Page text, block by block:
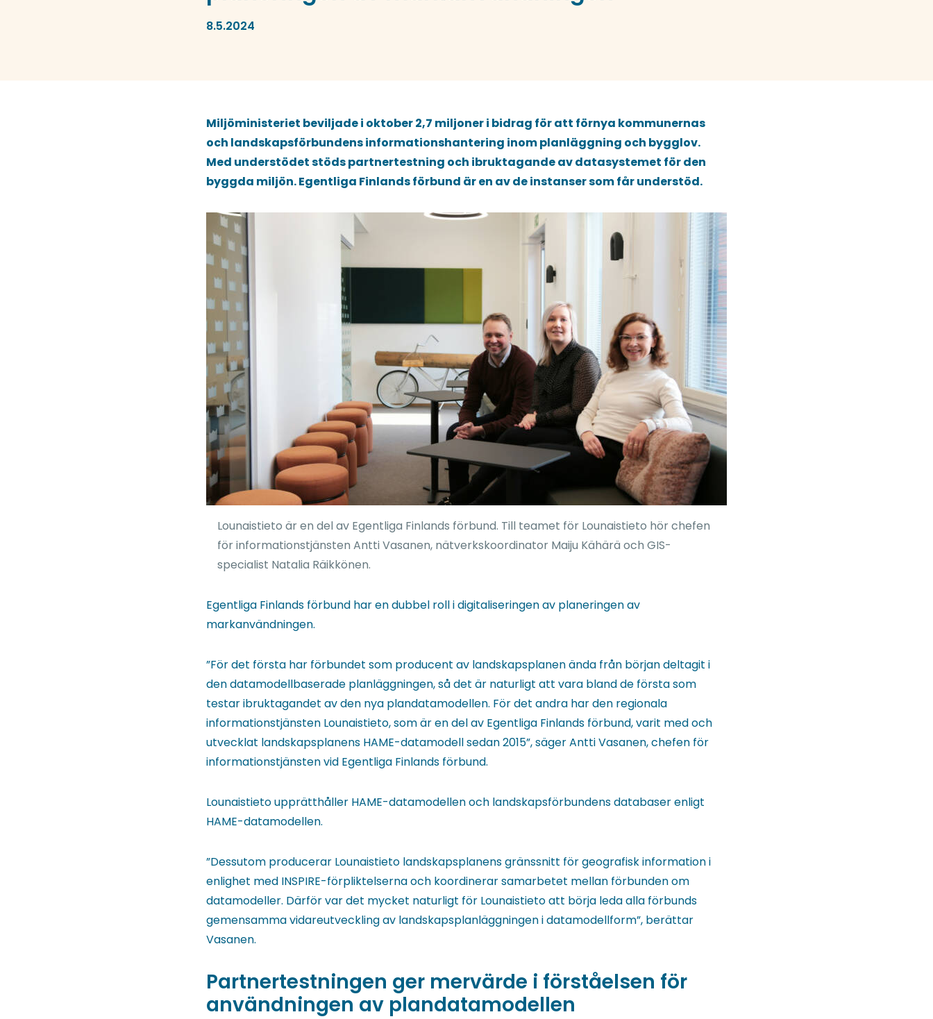
8.5.2024
Miljöministeriet beviljade i oktober 2,7 miljoner i bidrag för att förnya kommunernas
och landskapsförbundens informationshantering inom planläggning och bygglov.
Med understödet stöds partnertestning och ibruktagande av datasystemet för den
byggda miljön. Egentliga Finlands förbund är en av de instanser som får understöd.
Lounaistieto är en del av Egentliga Finlands förbund. Till teamet för Lounaistieto hör chefen
för informationstjänsten Antti Vasanen, nätverkskoordinator Maiju Kähärä och GIS-
specialist Natalia Räikkönen.
Egentliga Finlands förbund har en dubbel roll i digitaliseringen av planeringen av
markanvändningen.
”För det första har förbundet som producent av landskapsplanen ända från början deltagit i
den datamodellbaserade planläggningen, så det är naturligt att vara bland de första som
testar ibruktagandet av den nya plandatamodellen. För det andra har den regionala
informationstjänsten Lounaistieto, som är en del av Egentliga Finlands förbund, varit med och
utvecklat landskapsplanens HAME-datamodell sedan 2015”, säger Antti Vasanen, chefen för
informationstjänsten vid Egentliga Finlands förbund.
Lounaistieto upprätthåller HAME-datamodellen och landskapsförbundens databaser enligt
HAME-datamodellen.
”Dessutom producerar Lounaistieto landskapsplanens gränssnitt för geografisk information i
enlighet med INSPIRE-förpliktelserna och koordinerar samarbetet mellan förbunden om
datamodeller. Därför var det mycket naturligt för Lounaistieto att börja leda alla förbunds
gemensamma vidareutveckling av landskapsplanläggningen i datamodellform”, berättar
Vasanen.
Partnertestningen ger mervärde i förståelsen för
användningen av plandatamodellen